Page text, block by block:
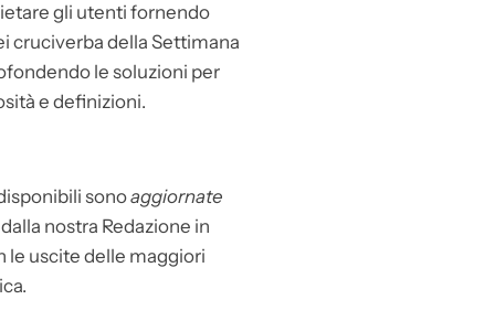
gli utenti fornendo
cruciverba della Settimana
le soluzioni per
e definizioni.
sonoaggiornate
dalla nostra Redazione in
le uscite delle maggiori